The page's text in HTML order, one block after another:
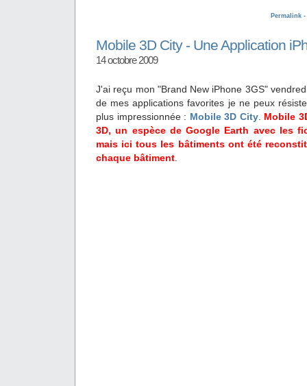
Permalink -
Mobile 3D City - Une Application
14 octobre 2009
J'ai reçu mon "Brand New iPhone 3GS"
de mes applications favorites je ne peux
plus impressionnée : Mobile 3D City. Mobile
3D, un espèce de Google Earth avec les
mais ici tous les bâtiments ont été
chaque bâtiment